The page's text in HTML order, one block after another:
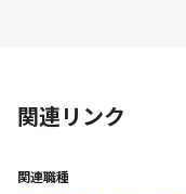
関連リンク
関連職種